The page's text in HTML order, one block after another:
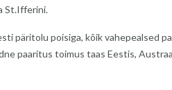
St.Ifferini.
päritolu poisiga, kõik vahepealsed
paaritus toimus taas Eestis,